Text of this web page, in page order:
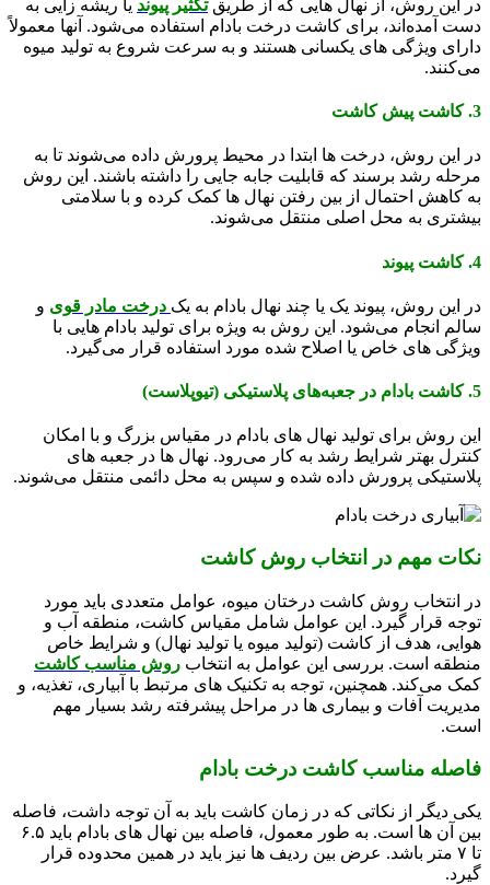
در این روش، از نهال ‌هایی که از طریقتکثیر پیوند یا ریشه ‌زایی به
دست آمده‌اند، برای کاشت درخت بادام استفاده می‌شود. آنها معمولاً
دارای ویژگی‌ های یکسانی هستند و به سرعت شروع به تولید میوه
می‌کنند.
3. کاشت پیش ‌کاشت
در این روش، درخت ها ابتدا در محیط پرورش داده می‌شوند تا به
مرحله رشد برسند که قابلیت جابه ‌جایی را داشته باشند. این روش
به کاهش احتمال از بین رفتن نهال ‌ها کمک کرده و با سلامتی
بیشتری به محل اصلی منتقل می‌شوند.
4. کاشت پیوند
در این روش، پیوند یک یا چند نهال بادام به یک درخت مادر قوی و
سالم انجام می‌شود. این روش به ویژه برای تولید بادام‌ هایی با
ویژگی ‌های خاص یا اصلاح ‌شده مورد استفاده قرار می‌گیرد.
5. کاشت بادام در جعبه‌های پلاستیکی (تیوپلاست)
این روش برای تولید نهال‌ های بادام در مقیاس بزرگ و با امکان
کنترل بهتر شرایط رشد به کار می‌رود. نهال ‌ها در جعبه‌ های
پلاستیکی پرورش داده شده و سپس به محل دائمی منتقل می‌شوند.
نکات مهم در انتخاب روش کاشت
در انتخاب روش کاشت درختان میوه، عوامل متعددی باید مورد
توجه قرار گیرد. این عوامل شامل مقیاس کاشت، منطقه آب و
هوایی، هدف از کاشت (تولید میوه یا تولید نهال) و شرایط خاص
منطقه است. بررسی این عوامل به انتخاب روش مناسب کاشت
کمک می‌کند. همچنین، توجه به تکنیک ‌های مرتبط با آبیاری، تغذیه، و
مدیریت آفات و بیماری‌ ها در مراحل پیشرفته رشد بسیار مهم
است.
فاصله مناسب کاشت درخت بادام
یکی دیگر از نکاتی که در زمان کاشت باید به آن توجه داشت، فاصله
بین آن ‌ها است. به طور معمول، فاصله بین نهال ‌های بادام باید ۶.۵
تا ۷ متر باشد. عرض بین ردیف‌ ها نیز باید در همین محدوده قرار
گیرد.